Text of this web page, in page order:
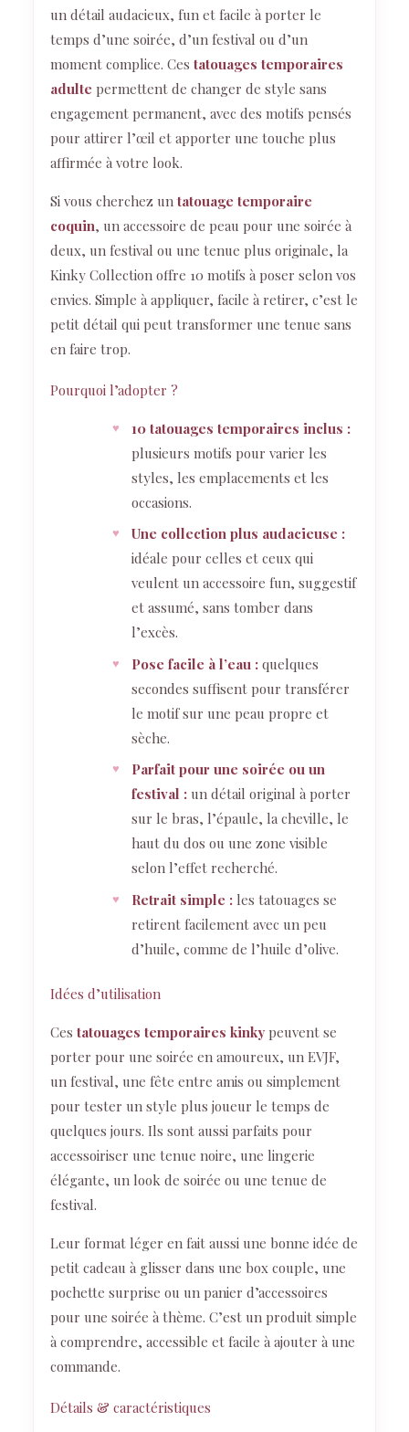
un détail audacieux, fun et facile à porter le
temps d’une soirée, d’un festival ou d’un
moment complice. Ces tatouages temporaires
adulte permettent de changer de style sans
engagement permanent, avec des motifs pensés
pour attirer l’œil et apporter une touche plus
affirmée à votre look.
Si vous cherchez un tatouage temporaire
coquin, un accessoire de peau pour une soirée à
deux, un festival ou une tenue plus originale, la
Kinky Collection offre 10 motifs à poser selon vos
envies. Simple à appliquer, facile à retirer, c’est le
petit détail qui peut transformer une tenue sans
en faire trop.
Pourquoi l’adopter ?
10 tatouages temporaires inclus :
plusieurs motifs pour varier les
styles, les emplacements et les
occasions.
Une collection plus audacieuse :
idéale pour celles et ceux qui
veulent un accessoire fun, suggestif
et assumé, sans tomber dans
l’excès.
Pose facile à l’eau :quelques
secondes suffisent pour transférer
le motif sur une peau propre et
sèche.
Parfait pour une soirée ou un
festival :un détail original à porter
sur le bras, l’épaule, la cheville, le
haut du dos ou une zone visible
selon l’effet recherché.
Retrait simple :les tatouages se
retirent facilement avec un peu
d’huile, comme de l’huile d’olive.
Idées d’utilisation
Ces tatouages temporaires kinky peuvent se
porter pour une soirée en amoureux, un EVJF,
un festival, une fête entre amis ou simplement
pour tester un style plus joueur le temps de
quelques jours. Ils sont aussi parfaits pour
accessoiriser une tenue noire, une lingerie
élégante, un look de soirée ou une tenue de
festival.
Leur format léger en fait aussi une bonne idée de
petit cadeau à glisser dans une box couple, une
pochette surprise ou un panier d’accessoires
pour une soirée à thème. C’est un produit simple
à comprendre, accessible et facile à ajouter à une
commande.
Détails & caractéristiques